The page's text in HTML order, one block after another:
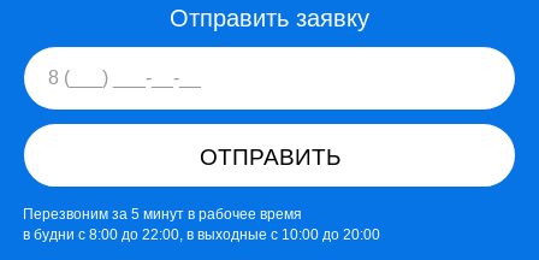
Отправить заявку
ОТПРАВИТЬ
Перезвоним за 5 минут в рабочее время
в будни с 8:00 до 22:00, в выходные с 10:00 до 20:00